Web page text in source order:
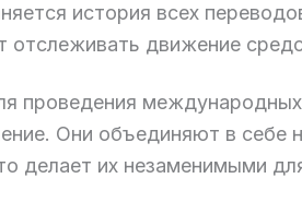
история всех
отслеживать движение
проведения
Они объединяют в себе
делает их незаменимыми